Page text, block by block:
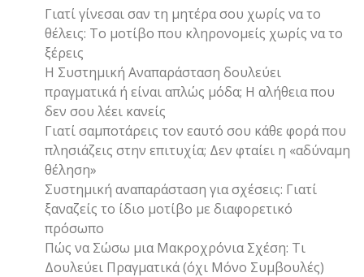
Γιατί γίνεσαι σαν τη μητέρα σου χωρίς να το
θέλεις: Το μοτίβο που κληρονομείς χωρίς να το
ξέρεις
Η Συστημική Αναπαράσταση δουλεύει
πραγματικά ή είναι απλώς μόδα; Η αλήθεια που
δεν σου λέει κανείς
Γιατί σαμποτάρεις τον εαυτό σου κάθε φορά που
πλησιάζεις στην επιτυχία; Δεν φταίει η «αδύναμη
θέληση»
Συστημική αναπαράσταση για σχέσεις: Γιατί
ξαναζείς το ίδιο μοτίβο με διαφορετικό
πρόσωπο
Πώς να Σώσω μια Μακροχρόνια Σχέση: Τι
Δουλεύει Πραγματικά (όχι Μόνο Συμβουλές)